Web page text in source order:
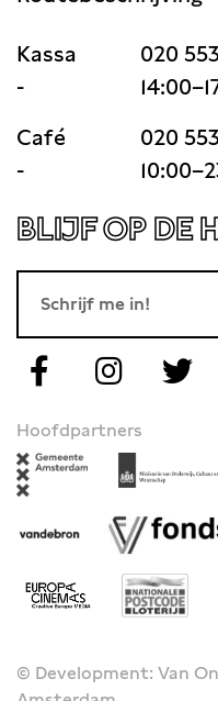
Kassa
020
-
Café
020
-
BLIJF OP DE
Hoofdpartners
© Development: Van